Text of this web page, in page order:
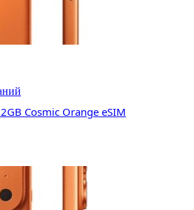
Cosmic Orange eSIM